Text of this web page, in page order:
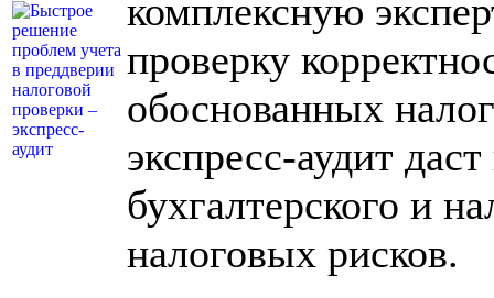
комплексную
проверку
обоснованных
экспресс-аудит
бухгалтерского и
налоговых рисков.